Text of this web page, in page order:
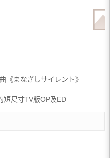
《まなざしサイレント》
短尺寸TV版OP及ED